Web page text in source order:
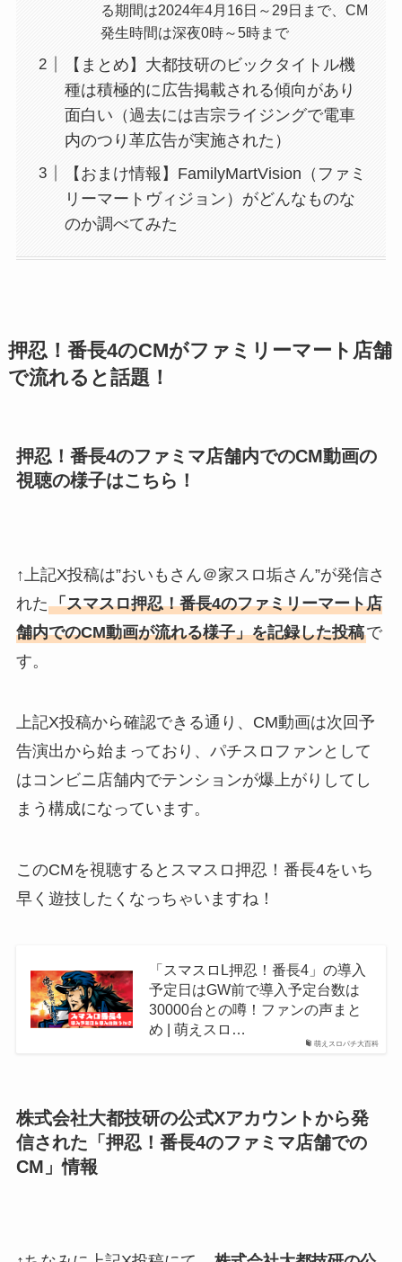
る期間は2024年4月16日～29日まで、CM
発生時間は深夜0時～5時まで
【まとめ】大都技研のビックタイトル機
種は積極的に広告掲載される傾向があり
面白い（過去には吉宗ライジングで電車
内のつり革広告が実施された）
【おまけ情報】FamilyMartVision（ファミ
リーマートヴィジョン）がどんなものな
のか調べてみた
押忍！番長4のCMがファミリーマート店舗
で流れると話題！
押忍！番長4のファミマ店舗内でのCM動画の
視聴の様子はこちら！
↑上記X投稿は”おいもさん＠家スロ垢さん”が発信さ
れた「スマスロ押忍！番長4のファミリーマート店
舗内でのCM動画が流れる様子」を記録した投稿で
す。
上記X投稿から確認できる通り、CM動画は次回予
告演出から始まっており、パチスロファンとして
はコンビニ店舗内でテンションが爆上がりしてし
まう構成になっています。
このCMを視聴するとスマスロ押忍！番長4をいち
早く遊技したくなっちゃいますね！
萌えスロパチ大百科
「スマスロL押忍！番長4」の導入
予定日はGW前で導入予定台数は
30000台との噂！ファンの声まと
め | 萌えスロ…
株式会社大都技研の公式Xアカウントから発
信された「押忍！番長4のファミマ店舗での
CM」情報